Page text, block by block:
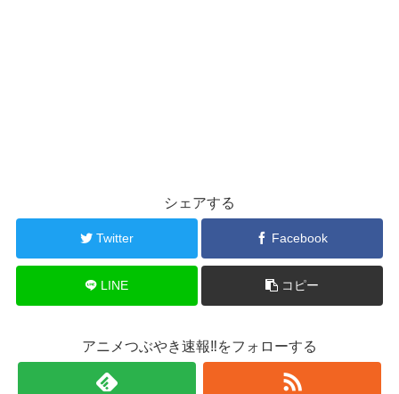
シェアする
Twitter Facebook
LINE コピー
アニメつぶやき速報‼をフォローする